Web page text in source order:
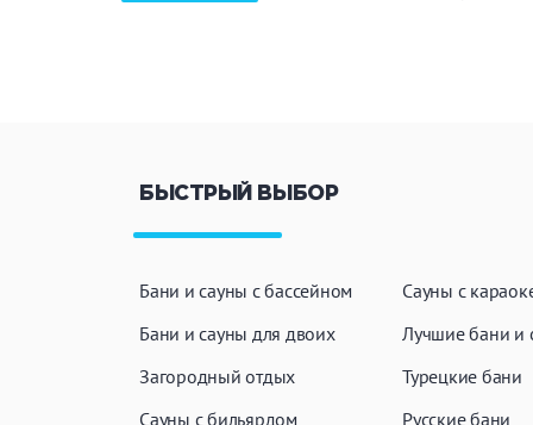
Удобства
БЫСТРЫЙ ВЫБОР
Бани и сауны с бассейном
Бани и сауны для двоих
Загородный отдых
Сауны с бильярдом
Сауны с
Лучшие бани и
Турецкие бани
Русские бани